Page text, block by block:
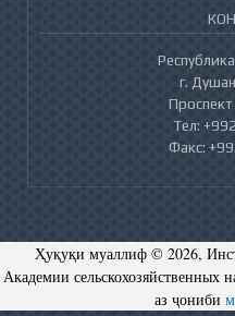
г.
Тел:
Факс:
Ҳуқуқи муаллиф © 2026,
Академии сельскохозяйственных
аз ҷониби